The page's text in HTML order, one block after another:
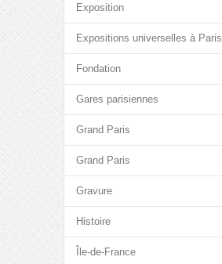
Exposition
Expositions universelles à Paris
Fondation
Gares parisiennes
Grand Paris
Grand Paris
Gravure
Histoire
Île-de-France